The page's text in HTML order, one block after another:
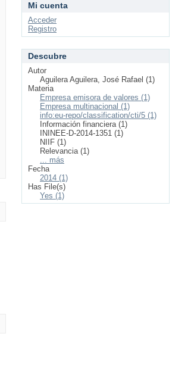
Mi cuenta
Acceder
Registro
Descubre
Autor
Aguilera Aguilera, José Rafael (1)
Materia
Empresa emisora de valores (1)
Empresa multinacional (1)
info:eu-repo/classification/cti/5 (1)
Información financiera (1)
ININEE-D-2014-1351 (1)
NIIF (1)
Relevancia (1)
... más
Fecha
2014 (1)
Has File(s)
Yes (1)